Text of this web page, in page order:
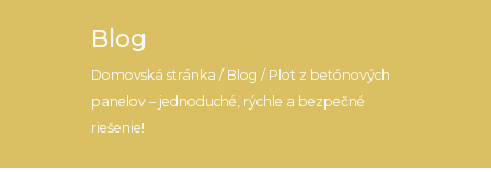
Blog
Domovská stránka / Blog / Plot z betónových
panelov – jednoduché, rýchle a bezpečné
riešenie!